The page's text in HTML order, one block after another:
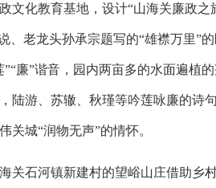
文化教育基地，设计“山海关廉政之
、老龙头孙承宗题写的“雄襟万里”
廉”谐音，园内两亩多的水面遍植
陆游、苏辙、秋瑾等吟莲咏廉的诗
关城“润物无声”的情怀。
关石河镇新建村的望峪山庄借助乡